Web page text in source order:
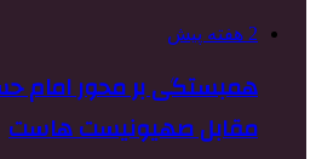
2 هفته پیش
همبستگی بر محور امام
مقابل صهیونیست هاست